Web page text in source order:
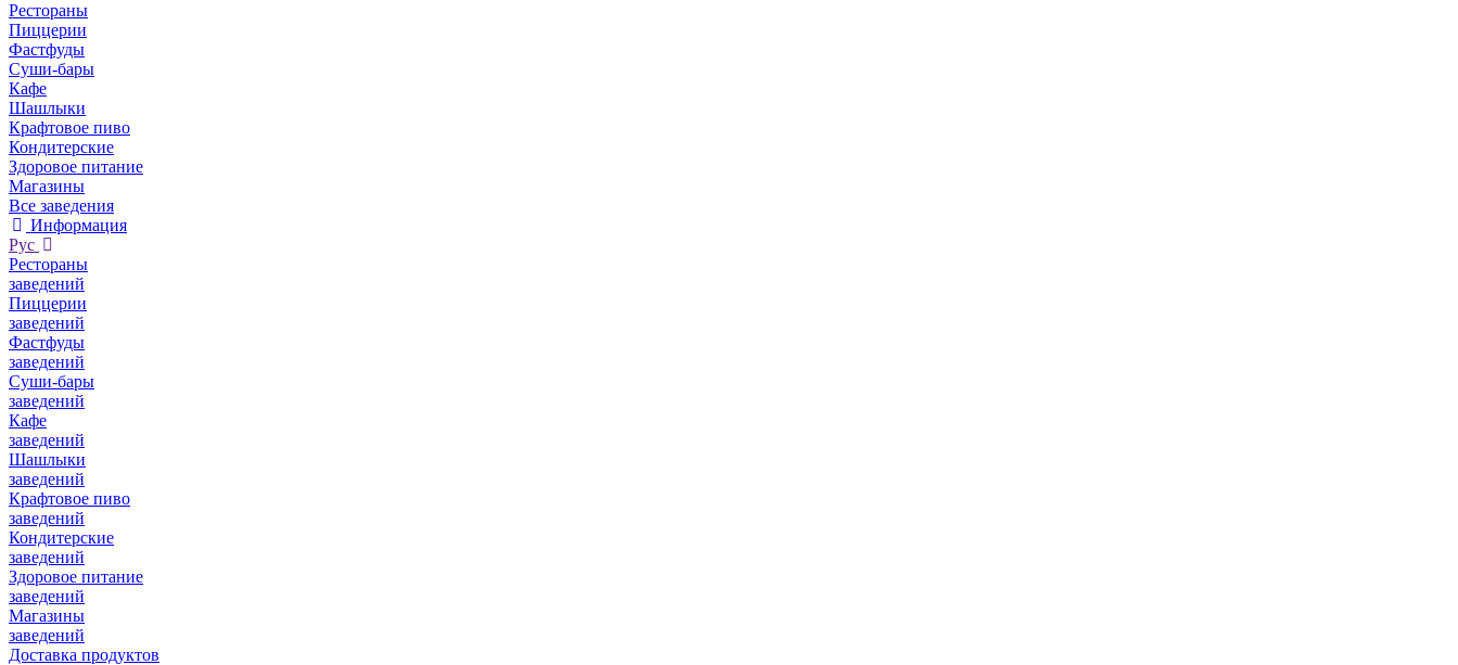
Рестораны
Пиццерии
Фастфуды
Суши-бары
Кафе
Шашлыки
Крафтовое пиво
Кондитерские
Здоровое питание
Магазины
Все заведения
Информация
Рус
Рестораны
заведений
Пиццерии
заведений
Фастфуды
заведений
Суши-бары
заведений
Кафе
заведений
Шашлыки
заведений
Крафтовое пиво
заведений
Кондитерские
заведений
Здоровое питание
заведений
Магазины
заведений
Доставка продуктов